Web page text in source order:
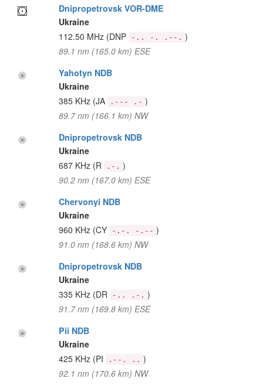
Dnipropetrovsk VOR-DME
Ukraine
112.50 MHz (DNP -.. -. .--. )
89.1 nm (165.0 km) ESE
Yahotyn NDB
Ukraine
385 KHz (JA .--- .- )
89.7 nm (166.1 km) NW
Dnipropetrovsk NDB
Ukraine
687 KHz (R .-. )
90.2 nm (167.0 km) ESE
Chervonyi NDB
Ukraine
960 KHz (CY -.-. -.-- )
91.0 nm (168.6 km) NW
Dnipropetrovsk NDB
Ukraine
335 KHz (DR -.. .-. )
91.7 nm (169.8 km) ESE
Pii NDB
Ukraine
425 KHz (PI .--. .. )
92.1 nm (170.6 km) NW